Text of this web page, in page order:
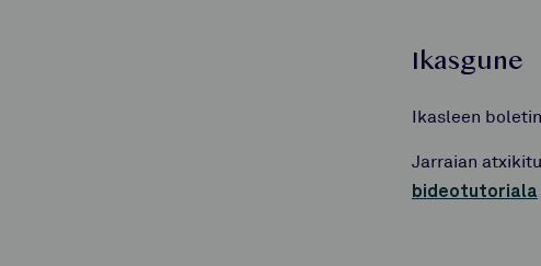
Ikasgune
Ikasleen
Jarraian
bideotutoriala